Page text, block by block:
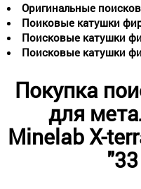
Оригинальные
Поиковые катушки
Поисковые катушки
Поисковые катушки
Покупка
для
Minelab X-